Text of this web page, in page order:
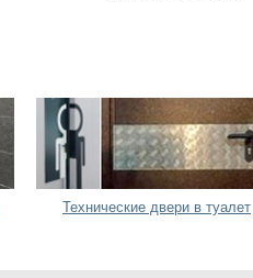
Технические двери в туалет